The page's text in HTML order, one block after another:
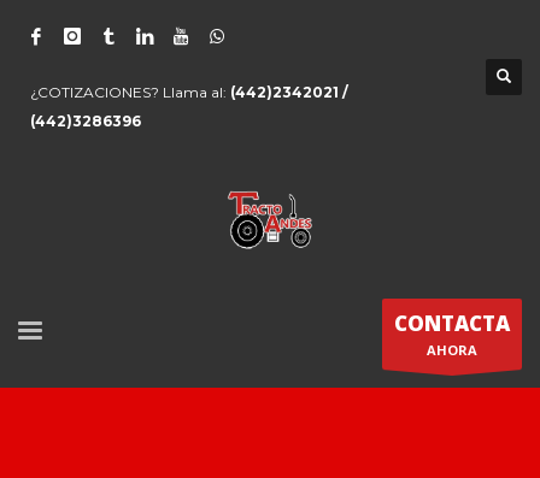
¿COTIZACIONES? Llama al: (442)2342021 /
(442)3286396
CONTACTA
AHORA